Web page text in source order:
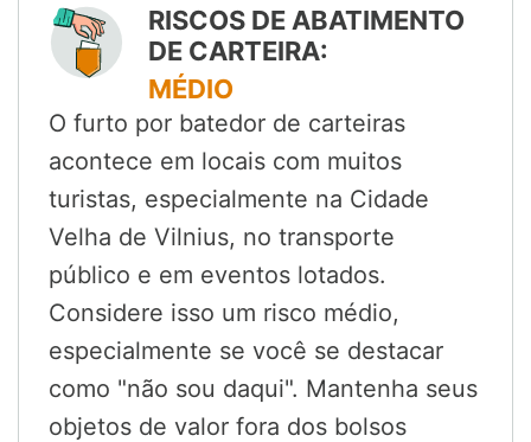
RISCOS DE ABATIMENTO
DE CARTEIRA:
MÉDIO
O furto por batedor de carteiras
acontece em locais com muitos
turistas, especialmente na Cidade
Velha de Vilnius, no transporte
público e em eventos lotados.
Considere isso um risco médio,
especialmente se você se destacar
como "não sou daqui". Mantenha seus
objetos de valor fora dos bolsos